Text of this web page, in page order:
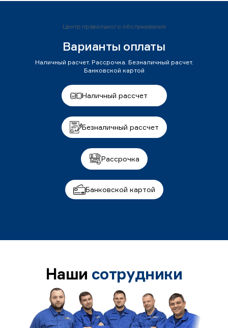
Центр правильного обслуживания
Варианты оплаты
Наличный расчет. Рассрочка. Безналичный расчет.
Банковской картой
Наличный рассчет
Безналичный рассчет
Рассрочка
Банковской картой
Наши сотрудники